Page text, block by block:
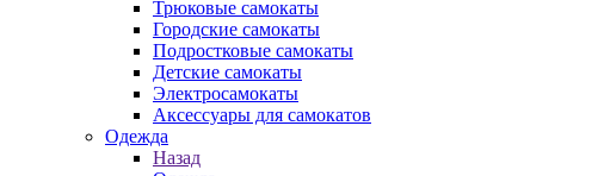
Трюковые самокаты
Городские самокаты
Подростковые самокаты
Детские самокаты
Электросамокаты
Аксессуары для самокатов
Одежда
Назад